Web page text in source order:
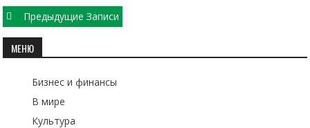
Навигация
по
записям
Предыдущие Записи
МЕНЮ
Бизнес и финансы
В мире
Культура